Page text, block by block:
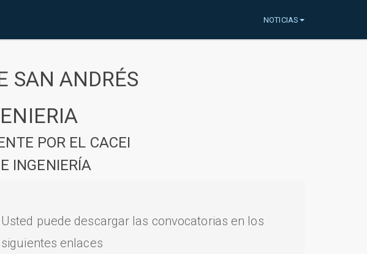
NOTICIAS
SAN ANDRÉS
POR EL CACEI
INGENIERÍA
Usted puede descargar las convocatorias en los
siguientes enlaces